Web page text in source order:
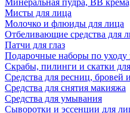
Минеральная пудра, BB
Мисты для лица
Молочко и флюиды для лица
Отбеливающие средства для
Патчи для глаз
Подарочные наборы по уходу
Скрабы, пилинги и скатки
Средства для ресниц, бровей
Средства для снятия макияжа
Средства для умывания
Сыворотки и эссенции для